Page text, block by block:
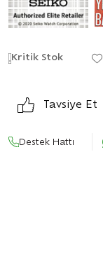
Kritik Stok
Tavsiye Et
Destek Hattı